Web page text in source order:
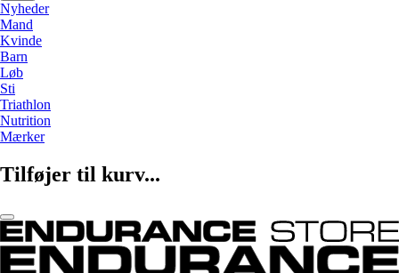
Nyheder
Mand
Kvinde
Barn
Løb
Sti
Triathlon
Nutrition
Mærker
Tilføjer til kurv...